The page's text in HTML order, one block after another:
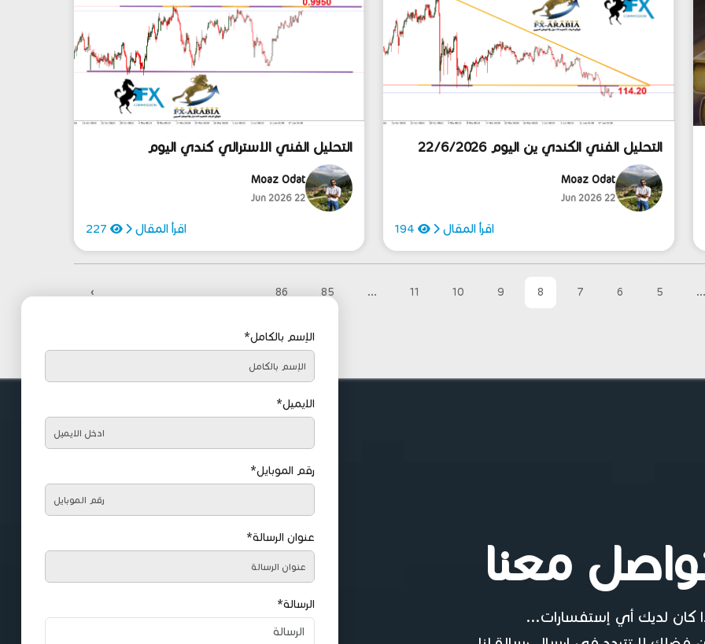
التحليل الفني الكندي ين اليوم 22/6/2026
Moaz Odat
22 Jun 2026
اقرأ المقال 194
التحليل الفني الاسترالي كندي اليوم
22/6/2026
Moaz Odat
22 Jun 2026
اقرأ المقال 227
...
5
6
7
8
9
10
11
...
85
86
›
معنا
كان لديك أي إستفسارات...
الإسم بالكامل*
الايميل*
رقم الموبايل*
عنوان الرسالة*
الرسالة*